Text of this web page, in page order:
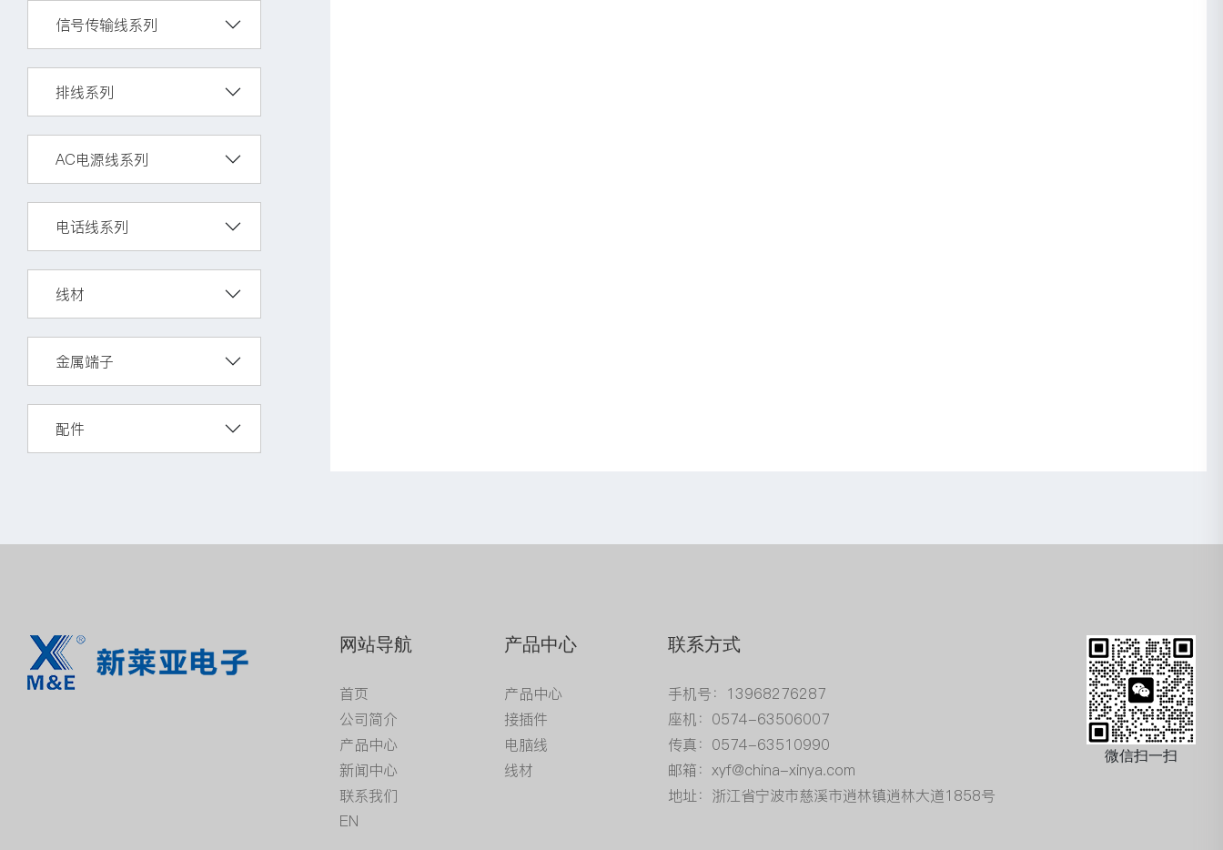
信号传输线系列
排线系列
AC电源线系列
电话线系列
线材
金属端子
配件
网站导航
首页
公司简介
产品中心
新闻中心
联系我们
EN
产品中心
产品中心
接插件
电脑线
线材
联系方式
手机号：13968276287
座机：0574-63506007
传真：0574-63510990
邮箱：xyf@china-xinya.com
地址：浙江省宁波市慈溪市逍林镇逍林大道1858号
微信扫一扫